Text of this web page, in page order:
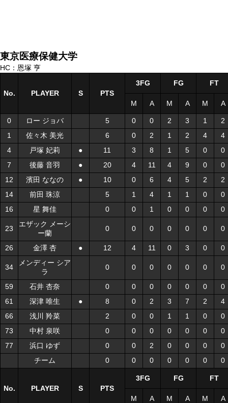
東京医療保健大学
HC：恩塚 亨
No. PLAYER S
0
ロー ジョバ
1
佐々木 美光
4
戸塚 妃莉
●
7
後藤 音羽
●
12
濱田 ななの
●
14
前田 珠涼
16
星 舞佳
23
エザック メーシ
ー蘭
26
金澤 杏 ●
34
メンディー シア
ラ
59
石井 杏奈
61
深津 唯生
●
66
浅川 羚菜
73
中村 泉咲
77
浜口 ゆず
チーム
No. PLAYER S
No. PLAYER S PTS
3FG FG FT
M A M A M A
0 ロー ジョバ 5 0 0 2 3 1
2
1
佐々木 美光 6 0 2 1 2 4
4
4
戸塚 妃莉 ● 11 3 8 1 5 0
0
7
後藤 音羽 ● 20 4 11 4 9 0
0
12
濱田 ななの ● 10 0 6 4 5 2
2
14
前田 珠涼 5 1 4 1 1 0
0
16
星 舞佳 0 0 1 0 0 0 0
23
エザック メーシ
ー蘭
0 0 0 0 0 0 0
26 金澤 杏 ● 12 4 11 0 3 0 0
34
メンディー シア
ラ
0 0 0 0 0 0 0
59 石井 杏奈 0 0 0 0 0 0
0
61
深津 唯生 ● 8 0 2 3 7 2
4
66
浅川 羚菜 2 0 0 1 1 0
0
73
中村 泉咲 0 0 0 0 0 0
0
77
浜口 ゆず 0 0 2 0 0 0
0
チーム
0 0 0 0 0 0 0
No. PLAYER S PTS
3FG FG FT
M A M A M A